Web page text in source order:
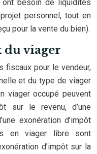
besoin de liquidités
personnel, tout en
pour la vente du bien).
du viager
fiscaux pour le vendeur,
et du type de viager
viager occupé peuvent
sur le revenu, d’une
exonération d’impôt
en viager libre sont
d’impôt sur la